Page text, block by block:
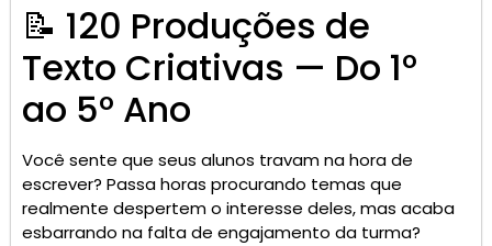
📝 120 Produções de
Texto Criativas — Do 1º
ao 5º Ano
Você sente que seus alunos travam na hora de
escrever? Passa horas procurando temas que
realmente despertem o interesse deles, mas acaba
esbarrando na falta de engajamento da turma?